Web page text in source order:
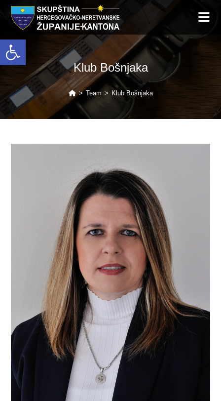
Open toolbar
Klub Bošnjaka
> Team > Klub Bošnjaka